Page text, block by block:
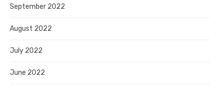
September 2022
August 2022
July 2022
June 2022